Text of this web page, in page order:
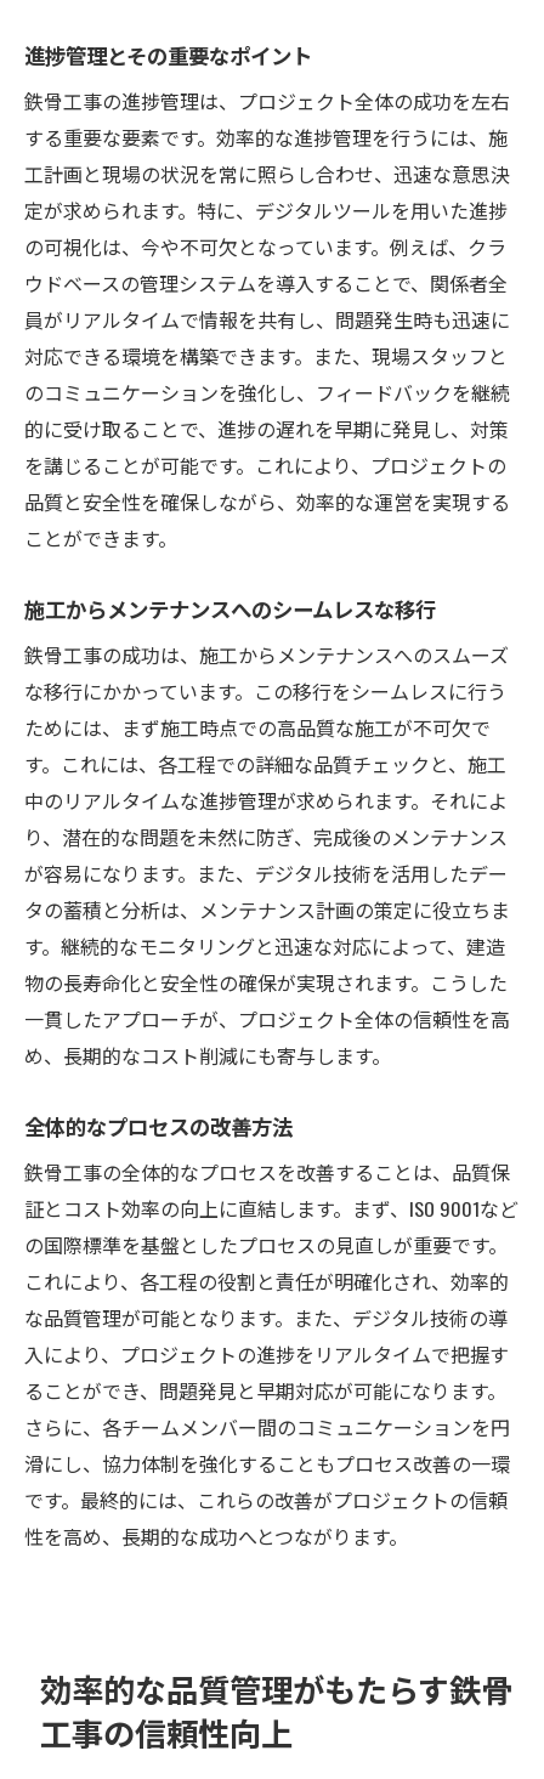
進捗管理とその重要なポイント
鉄骨工事の進捗管理は、プロジェクト全体の成功を左右
する重要な要素です。効率的な進捗管理を行うには、施
工計画と現場の状況を常に照らし合わせ、迅速な意思決
定が求められます。特に、デジタルツールを用いた進捗
の可視化は、今や不可欠となっています。例えば、クラ
ウドベースの管理システムを導入することで、関係者全
員がリアルタイムで情報を共有し、問題発生時も迅速に
対応できる環境を構築できます。また、現場スタッフと
のコミュニケーションを強化し、フィードバックを継続
的に受け取ることで、進捗の遅れを早期に発見し、対策
を講じることが可能です。これにより、プロジェクトの
品質と安全性を確保しながら、効率的な運営を実現する
ことができます。
施工からメンテナンスへのシームレスな移行
鉄骨工事の成功は、施工からメンテナンスへのスムーズ
な移行にかかっています。この移行をシームレスに行う
ためには、まず施工時点での高品質な施工が不可欠で
す。これには、各工程での詳細な品質チェックと、施工
中のリアルタイムな進捗管理が求められます。それによ
り、潜在的な問題を未然に防ぎ、完成後のメンテナンス
が容易になります。また、デジタル技術を活用したデー
タの蓄積と分析は、メンテナンス計画の策定に役立ちま
す。継続的なモニタリングと迅速な対応によって、建造
物の長寿命化と安全性の確保が実現されます。こうした
一貫したアプローチが、プロジェクト全体の信頼性を高
め、長期的なコスト削減にも寄与します。
全体的なプロセスの改善方法
鉄骨工事の全体的なプロセスを改善することは、品質保
証とコスト効率の向上に直結します。まず、ISO 9001など
の国際標準を基盤としたプロセスの見直しが重要です。
これにより、各工程の役割と責任が明確化され、効率的
な品質管理が可能となります。また、デジタル技術の導
入により、プロジェクトの進捗をリアルタイムで把握す
ることができ、問題発見と早期対応が可能になります。
さらに、各チームメンバー間のコミュニケーションを円
滑にし、協力体制を強化することもプロセス改善の一環
です。最終的には、これらの改善がプロジェクトの信頼
性を高め、長期的な成功へとつながります。
効率的な品質管理がもたらす鉄骨
工事の信頼性向上